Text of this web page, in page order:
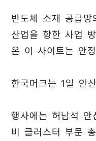
반도체 소재 공급
산업을 향한 사업
온 이 사이트는 안
한국머크는 1일 안
행사에는 허남석
비 클러스터 부문